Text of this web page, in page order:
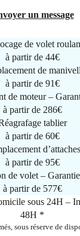
un message
de volet
à partir de 44€
de
à partir de 91€
de moteur –
à partir de 286€
tablier
à partir de 60€
d’attaches
à partir de 95€
de volet –
à partir de 577€
sous 24H –
48H *
sous réserve de